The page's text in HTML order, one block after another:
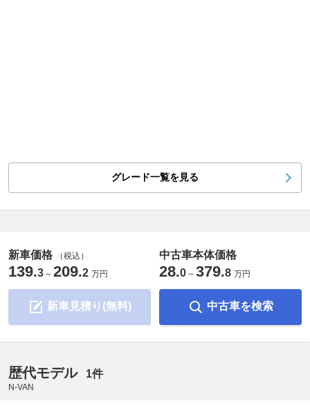
グレード一覧を見る
新車価格 （税込）
139.3 ～ 209.2 万円
新車見積り(無料)
中古車本体価格
28.0 ～ 379.8 万円
中古車を検索
歴代モデル 1件
N-VAN